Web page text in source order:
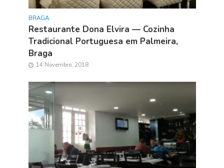
BRAGA
Restaurante Dona Elvira — Cozinha
Tradicional Portuguesa em Palmeira,
Braga
14 Novembro, 2018